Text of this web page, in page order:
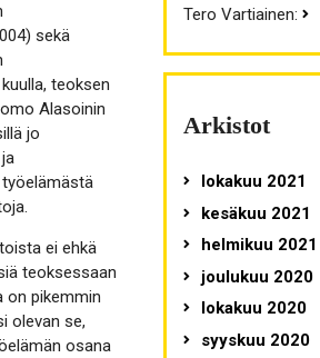
sekä
teoksen
Alasoinin
jo
ei ehkä
teoksessaan
on pikemmin
olevan se,
osana
Tero Vartiainen:
Arkistot
lokakuu 2021
kesäkuu 2021
helmikuu 2021
joulukuu 2020
lokakuu 2020
syyskuu 2020